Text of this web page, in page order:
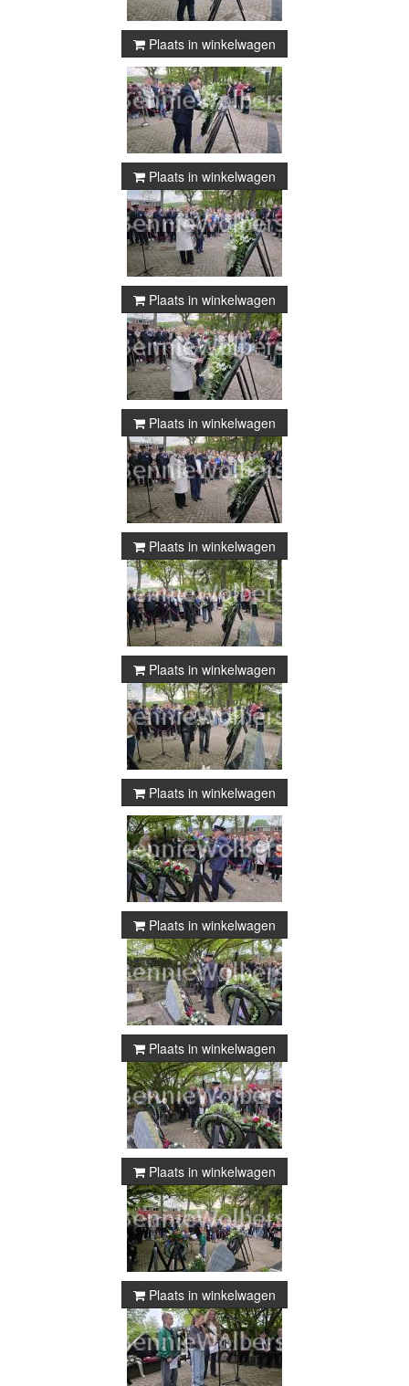
Plaats in winkelwagen
Plaats in winkelwagen
Plaats in winkelwagen
Plaats in winkelwagen
Plaats in winkelwagen
Plaats in winkelwagen
Plaats in winkelwagen
Plaats in winkelwagen
Plaats in winkelwagen
Plaats in winkelwagen
Plaats in winkelwagen